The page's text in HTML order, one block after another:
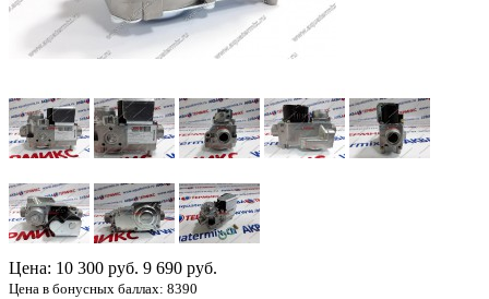
Цена: 10 300 руб. 9 690 руб.
Цена в бонусных баллах: 8390